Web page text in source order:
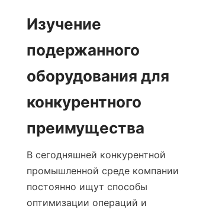
Изучение
подержанного
оборудования для
конкурентного
преимущества
В сегодняшней конкурентной
промышленной среде компании
постоянно ищут способы
оптимизации операций и